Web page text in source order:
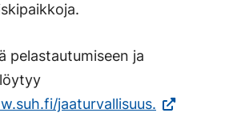
pelastautumiseen ja
jaaturvallisuus. (Vieraile